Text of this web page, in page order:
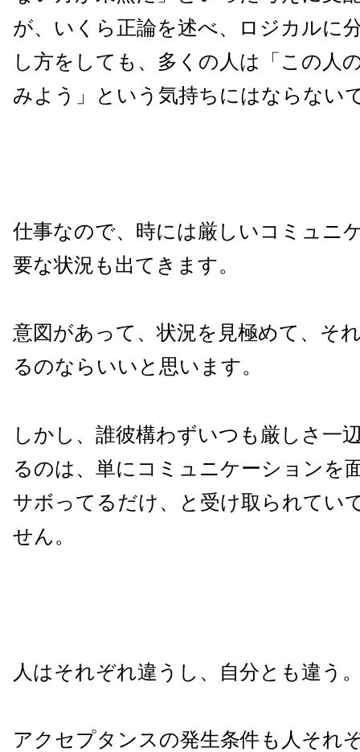
が、いくら正論を述べ、ロジカルに
し方をしても、多くの人は「この人
みよう」という気持ちにはならない
仕事なので、時には厳しいコミュニ
要な状況も出てきます。
意図があって、状況を見極めて、そ
るのならいいと思います。
しかし、誰彼構わずいつも厳しさ一
るのは、単にコミュニケーションを
サボってるだけ、と受け取られてい
せん。
人はそれぞれ違うし、自分とも違う
アクセプタンスの発生条件も人それ